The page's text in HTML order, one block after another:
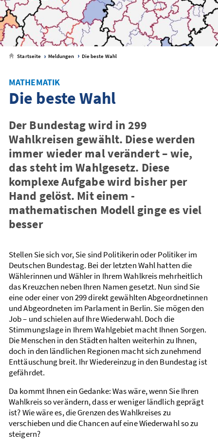
Startseite Meldungen Die beste Wahl
MATHEMATIK
Die beste Wahl
Der Bundestag wird in 299
Wahlkreisen gewählt. Diese werden
immer wieder mal ­verändert – wie,
das steht im Wahlgesetz. ­Diese
komplexe Aufgabe wird bisher per
Hand gelöst. Mit einem ­
mathematischen Modell ginge es viel
besser
Stellen Sie sich vor, Sie sind Politikerin oder Politiker im
Deutschen Bundestag. Bei der letzten Wahl hatten die
Wählerinnen und Wähler in Ihrem Wahl­kreis mehr­heitlich
das Kreuzchen neben Ihren Namen gesetzt. Nun sind Sie
eine oder einer von 299 direkt gewählten Abgeordnetinnen
und Abgeordneten im Parlament in Berlin. Sie mögen den
Job – und schielen auf Ihre Wieder­wahl. Doch die
Stimmungs­lage in Ihrem Wahl­gebiet macht Ihnen Sorgen.
Die Menschen in den Städten halten weiter­hin zu Ihnen,
doch in den ländlichen Regionen macht sich zunehmend
Enttäuschung breit. Ihr Wieder­einzug in den Bundes­tag ist
gefährdet.
Da kommt Ihnen ein Gedanke: Was wäre, wenn Sie Ihren
Wahl­kreis so verändern, dass er weniger ländlich geprägt
ist? Wie wäre es, die Grenzen des Wahl­kreises zu
verschieben und die Chancen auf eine Wieder­wahl so zu
steigern?